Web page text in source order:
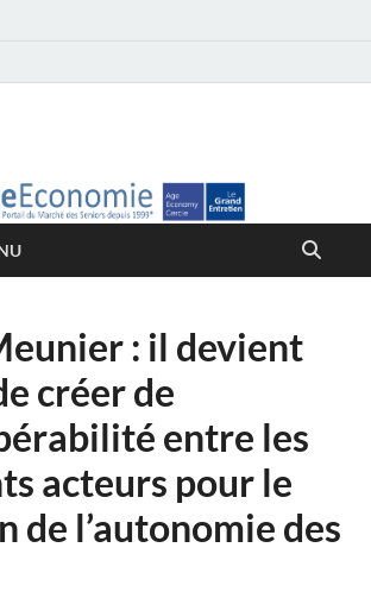
– Marché
: il devient
créer de
entre les
acteurs pour le
de l’autonomie des